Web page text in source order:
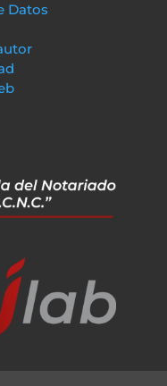
Datos